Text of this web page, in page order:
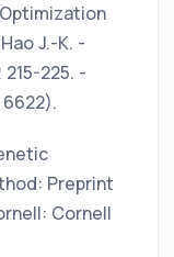
J.-K. -
215-225. -
Preprint
Cornell